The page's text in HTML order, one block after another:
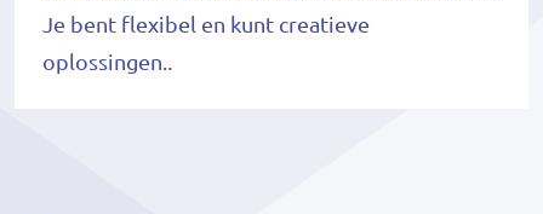
Je bent flexibel en kunt creatieve
oplossingen..